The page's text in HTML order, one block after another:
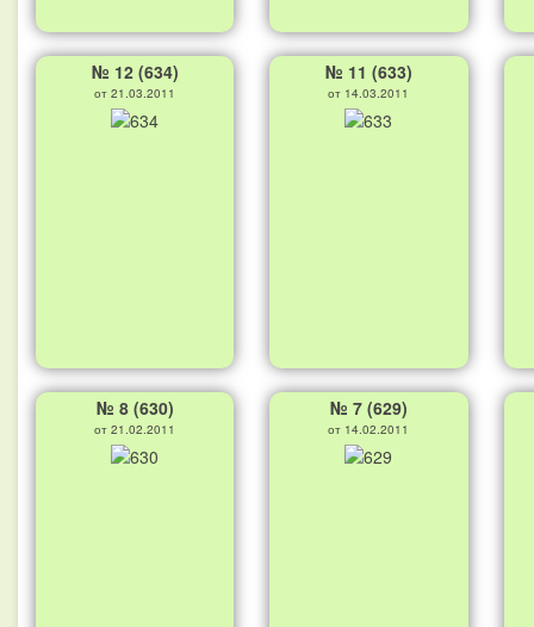
№ 12 (634)
от 21.03.2011
№ 11 (633)
от 14.03.2011
№ 8 (630)
от 21.02.2011
№ 7 (629)
от 14.02.2011